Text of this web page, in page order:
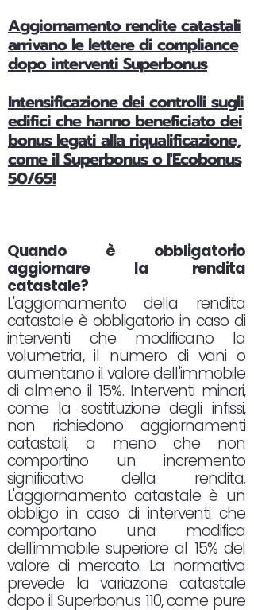
Aggiornamento rendite catastali
arrivano le lettere di compliance
dopo interventi Superbonus
Intensificazione dei controlli sugli
edifici che hanno beneficiato dei
bonus legati alla riqualificazione,
come il Superbonus o l'Ecobonus
50/65!
Quando è obbligatorio
aggiornare la rendita
catastale?
L'aggiornamento della rendita
catastale è obbligatorio in caso di
interventi che modificano la
volumetria, il numero di vani o
aumentano il valore dell'immobile
di almeno il 15%. Interventi minori,
come la sostituzione degli infissi,
non richiedono aggiornamenti
catastali, a meno che non
comportino un incremento
significativo della rendita.
L'aggiornamento catastale è un
obbligo in caso di interventi che
comportano una modifica
dell'immobile superiore al 15% del
valore di mercato. La normativa
prevede la variazione catastale
dopo il Superbonus 110, come pure